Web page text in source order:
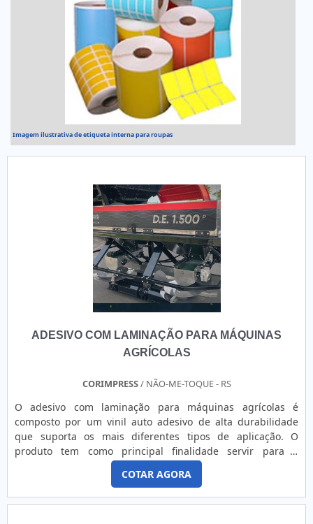
Imagem ilustrativa de etiqueta interna para roupas
ADESIVO COM LAMINAÇÃO PARA MÁQUINAS
AGRÍCOLAS
CORIMPRESS/ NÃO-ME-TOQUE - RS
O adesivo com laminação para máquinas agrícolas é
composto por um vinil auto adesivo de alta durabilidade
que suporta os mais diferentes tipos de aplicação. O
produto tem como principal finalidade servir para a
identificação de máquinas e equipamentos dos mais
variados tipos e setores, como por exemplo:Indústrias em
geral;Equipamentos
agrícolas;Eletrodomésticos;eletrônicos;Entre outros.mais
COTAR AGORA